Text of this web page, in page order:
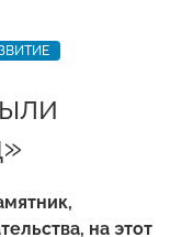
на этот